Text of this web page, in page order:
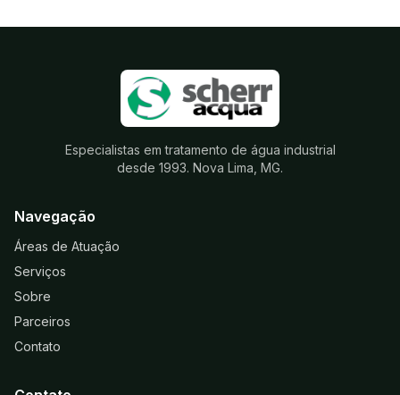
Especialistas em tratamento de água industrial
desde 1993. Nova Lima, MG.
Navegação
Áreas de Atuação
Serviços
Sobre
Parceiros
Contato